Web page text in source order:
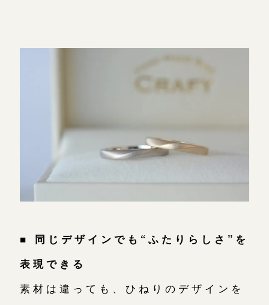
■ 同じデザインでも“ふたりらしさ”を
表現できる
素材は違っても、ひねりのデザインを